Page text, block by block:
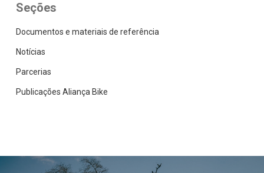
Seções
Documentos e materiais de referência
Notícias
Parcerias
Publicações Aliança Bike